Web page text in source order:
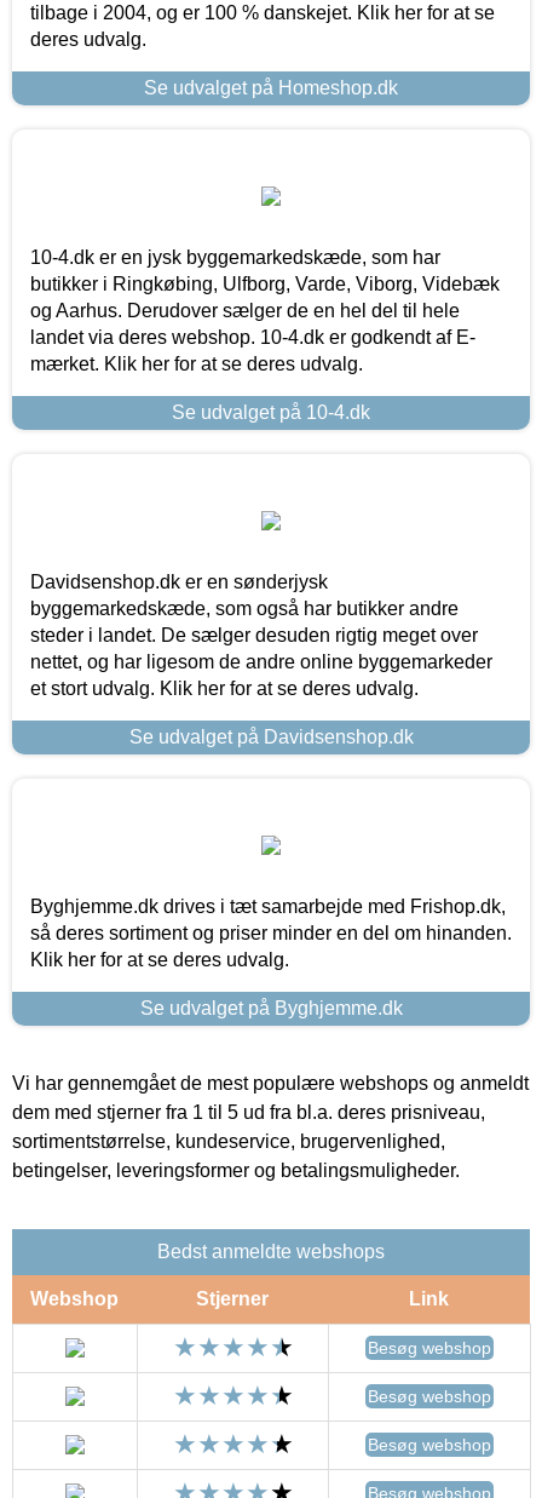
tilbage i 2004, og er 100 % danskejet. Klik her for at se
deres udvalg.
Se udvalget på Homeshop.dk
10-4.dk er en jysk byggemarkedskæde, som har
butikker i Ringkøbing, Ulfborg, Varde, Viborg, Videbæk
og Aarhus. Derudover sælger de en hel del til hele
landet via deres webshop. 10-4.dk er godkendt af E-
mærket. Klik her for at se deres udvalg.
Se udvalget på 10-4.dk
Davidsenshop.dk er en sønderjysk
byggemarkedskæde, som også har butikker andre
steder i landet. De sælger desuden rigtig meget over
nettet, og har ligesom de andre online byggemarkeder
et stort udvalg. Klik her for at se deres udvalg.
Se udvalget på Davidsenshop.dk
Byghjemme.dk drives i tæt samarbejde med Frishop.dk,
så deres sortiment og priser minder en del om hinanden.
Klik her for at se deres udvalg.
Se udvalget på Byghjemme.dk
Vi har gennemgået de mest populære webshops og anmeldt
dem med stjerner fra 1 til 5 ud fra bl.a. deres prisniveau,
sortimentstørrelse, kundeservice, brugervenlighed,
betingelser, leveringsformer og betalingsmuligheder.
Bedst anmeldte webshops
Webshop Stjerner Link
Besøg webshop
Besøg webshop
Besøg webshop
Besøg webshop